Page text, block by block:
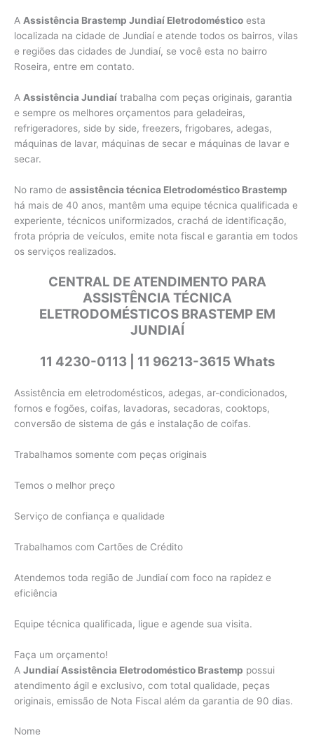
A Assistência Brastemp Jundiaí Eletrodoméstico esta
localizada na cidade de Jundiaí e atende todos os bairros, vilas
e regiões das cidades de Jundiaí, se você esta no bairro
Roseira, entre em contato.
A Assistência Jundiaí trabalha com peças originais, garantia
e sempre os melhores orçamentos para geladeiras,
refrigeradores, side by side, freezers, frigobares, adegas,
máquinas de lavar, máquinas de secar e máquinas de lavar e
secar.
No ramo de assistência técnica Eletrodoméstico Brastemp
há mais de 40 anos, mantêm uma equipe técnica qualificada e
experiente, técnicos uniformizados, crachá de identificação,
frota própria de veículos, emite nota fiscal e garantia em todos
os serviços realizados.
CENTRAL DE ATENDIMENTO PARA
ASSISTÊNCIA TÉCNICA
ELETRODOMÉSTICOS BRASTEMP EM
JUNDIAÍ
11 4230-0113 | 11 96213-3615 Whats
Assistência em eletrodomésticos, adegas, ar-condicionados,
fornos e fogões, coifas, lavadoras, secadoras, cooktops,
conversão de sistema de gás e instalação de coifas.
Trabalhamos somente com peças originais
Temos o melhor preço
Serviço de confiança e qualidade
Trabalhamos com Cartões de Crédito
Atendemos toda região de Jundiaí com foco na rapidez e
eficiência
Equipe técnica qualificada, ligue e agende sua visita.
Faça um orçamento!
A Jundiaí Assistência Eletrodoméstico Brastemp possui
atendimento ágil e exclusivo, com total qualidade, peças
originais, emissão de Nota Fiscal além da garantia de 90 dias.
Nome